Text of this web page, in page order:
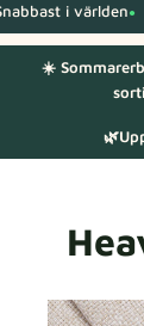
Efter kategori
Tygprover
i världen●
☀️